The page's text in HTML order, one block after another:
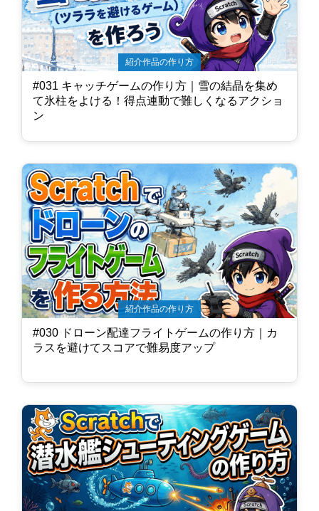
紹介作品の作り方
#031 キャッチゲームの作り方｜雪の結晶を集め
て氷柱をよける！得点連動で難しくなるアクショ
ン
紹介作品の作り方
#030 ドローン配達フライトゲームの作り方｜カ
ラスを避けてスコアで難易度アップ